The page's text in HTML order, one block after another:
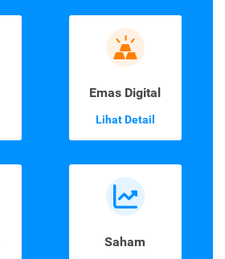
Emas Digital
Lihat Detail
Saham